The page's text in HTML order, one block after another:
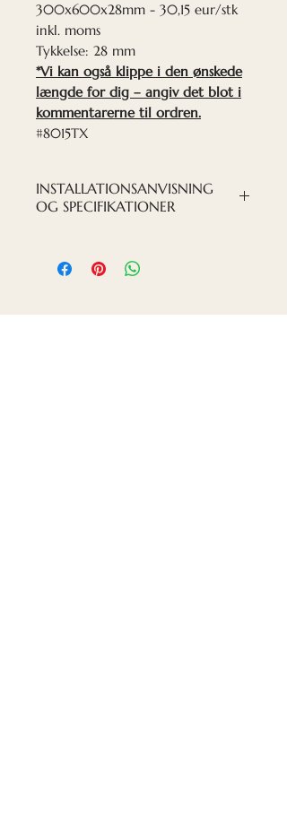
300x600x28mm - 30,15 eur/stk
inkl. moms
Tykkelse: 28 mm
*Vi kan også klippe i den ønskede
længde for dig – angiv det blot i
kommentarerne til ordren.
#8015TX
INSTALLATIONSANVISNING
OG SPECIFIKATIONER